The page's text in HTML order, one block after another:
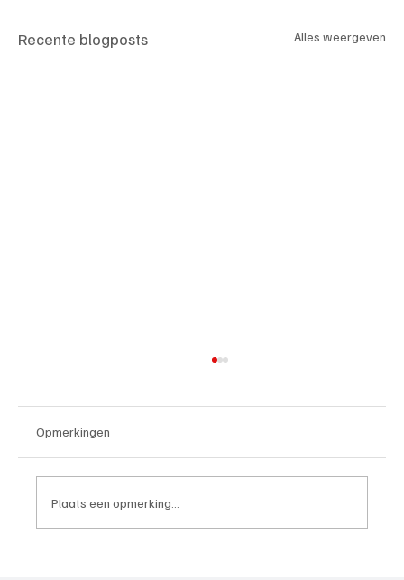
Recente blogposts Alles weergeven
Opmerkingen
Plaats een opmerking...